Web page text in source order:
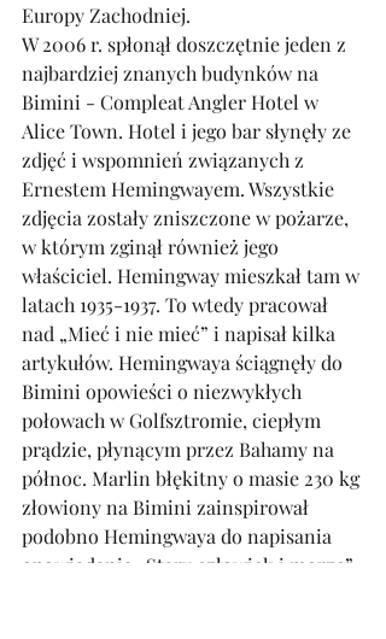
Europy Zachodniej.
W 2006 r. spłonął doszczętnie jeden z
najbardziej znanych budynków na
Bimini - Compleat Angler Hotel w
Alice Town. Hotel i jego bar słynęły ze
zdjęć i wspomnień związanych z
Ernestem Hemingwayem. Wszystkie
zdjęcia zostały zniszczone w pożarze,
w którym zginął również jego
właściciel. Hemingway mieszkał tam w
latach 1935-1937. To wtedy pracował
nad „Mieć i nie mieć” i napisał kilka
artykułów. Hemingwaya ściągnęły do
Bimini opowieści o niezwykłych
połowach w Golfsztromie, ciepłym
prądzie, płynącym przez Bahamy na
północ. Marlin błękitny o masie 230 kg
złowiony na Bimini zainspirował
podobno Hemingwaya do napisania
opowiadania „Stary człowiek i morze”.